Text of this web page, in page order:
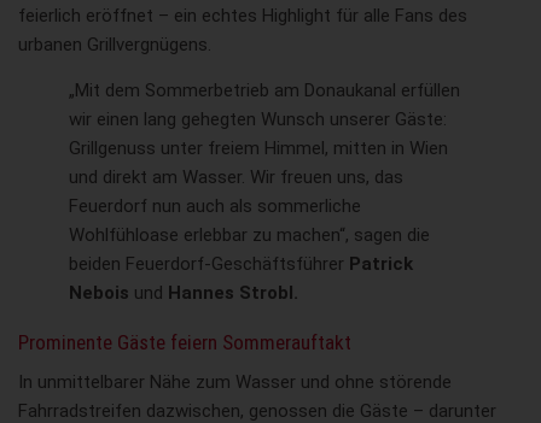
feierlich eröffnet – ein echtes Highlight für alle Fans des
urbanen Grillvergnügens.
„Mit dem Sommerbetrieb am Donaukanal erfüllen
wir einen lang gehegten Wunsch unserer Gäste:
Grillgenuss unter freiem Himmel, mitten in Wien
und direkt am Wasser. Wir freuen uns, das
Feuerdorf nun auch als sommerliche
Wohlfühloase erlebbar zu machen“, sagen die
beiden Feuerdorf-Geschäftsführer Patrick
Nebois und Hannes Strobl.
Prominente Gäste feiern Sommerauftakt
In unmittelbarer Nähe zum Wasser und ohne störende
Fahrradstreifen dazwischen, genossen die Gäste – darunter